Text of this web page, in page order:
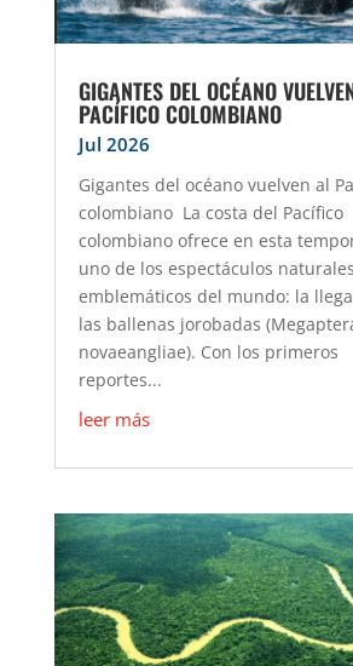
GIGANTES DEL OCÉANO
PACÍFICO COLOMBIANO
Jul 2026
Gigantes del océano vuelven al
colombiano La costa del Pacífico
colombiano ofrece en esta
uno de los espectáculos
emblemáticos del mundo: la
las ballenas jorobadas
novaeangliae). Con los primeros
reportes...
leer más